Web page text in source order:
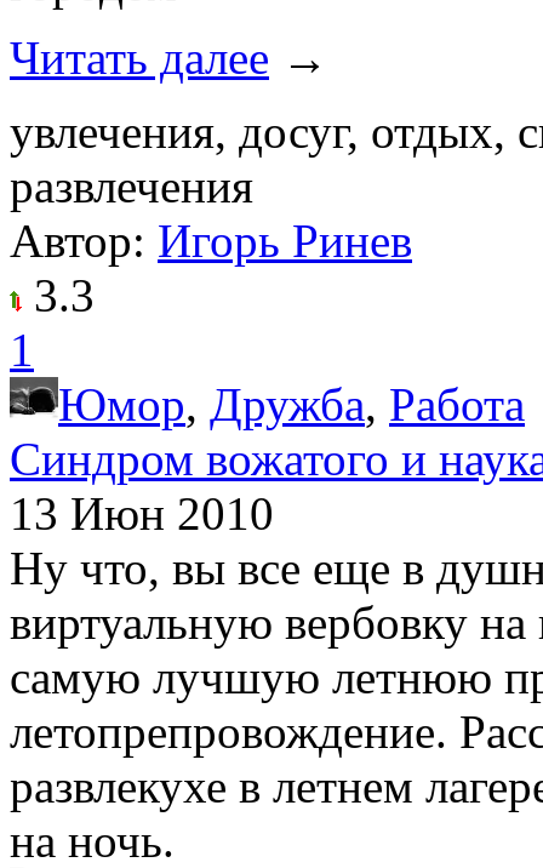
Читать далее →
увлечения, досуг, отдых,
развлечения
Автор: Игорь Ринев
3.3
1
Юмор, Дружба, Работа
Синдром вожатого и
13 Июн 2010
Ну что, вы все еще в
виртуальную вербовку
самую лучшую летнюю
летопрепровождение.
развлекухе в летнем
на ночь.